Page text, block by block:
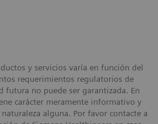
y servicios varía en función del
requerimientos regulatorios de
futura no puede ser garantizada. En
carácter meramente informativo y
alguna. Por favor contacte a